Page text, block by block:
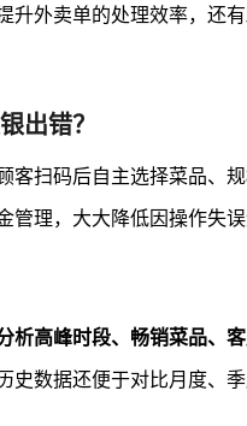
升外卖单的处理效率，还
出错？
客扫码后自主选择菜品、规
理，大大降低因操作失
析高峰时段、畅销菜品、
史数据还便于对比月度、